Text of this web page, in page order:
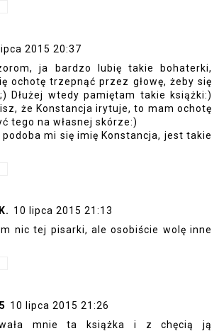
2015 20:37
ja bardzo lubię takie bohaterki,
ochotę trzepnąć przez głowę, żeby się
Dłużej wtedy pamiętam takie książki:)
że Konstancja irytuje, to mam ochotę
tego na własnej skórze:)
podoba mi się imię Konstancja, jest takie
10 lipca 2015 21:13
nic tej pisarki, ale osobiście wolę inne
10 lipca 2015 21:26
mnie ta książka i z chęcią ją